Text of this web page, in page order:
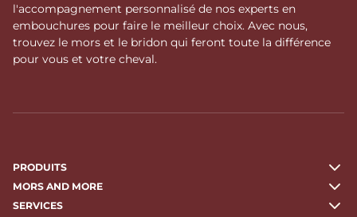
l'accompagnement personnalisé de nos experts en
embouchures pour faire le meilleur choix. Avec nous,
trouvez le mors et le bridon qui feront toute la différence
pour vous et votre cheval.
PRODUITS
MORS AND MORE
SERVICES